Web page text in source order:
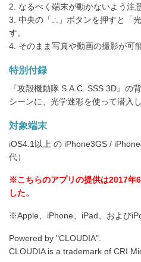
2. なるべく端末が動かないよう注
3. 中央の「∴」ボタンを押すと「
す。
4. そのまま写真や動画の撮影が可
特別付録
『攻殻機動隊 S.A.C. SSS 3D』の
シーンに、光学迷彩を使って潜入
対象端末
iOS4.1以上 の iPhone3GS /
代）
※こちらのアプリの提供は2017年
した。
※Apple、iPhone、iPad、および
Powered by "CLOUDIA".
CLOUDIA is a trademark of CRI